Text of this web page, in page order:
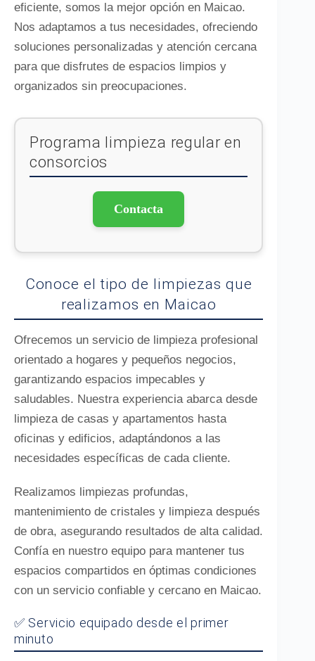
eficiente, somos la mejor opción en Maicao.
Nos adaptamos a tus necesidades, ofreciendo
soluciones personalizadas y atención cercana
para que disfrutes de espacios limpios y
organizados sin preocupaciones.
Programa limpieza regular en
consorcios
Contacta
Conoce el tipo de limpiezas que
realizamos en Maicao
Ofrecemos un servicio de limpieza profesional
orientado a hogares y pequeños negocios,
garantizando espacios impecables y
saludables. Nuestra experiencia abarca desde
limpieza de casas y apartamentos hasta
oficinas y edificios, adaptándonos a las
necesidades específicas de cada cliente.
Realizamos limpiezas profundas,
mantenimiento de cristales y limpieza después
de obra, asegurando resultados de alta calidad.
Confía en nuestro equipo para mantener tus
espacios compartidos en óptimas condiciones
con un servicio confiable y cercano en Maicao.
✅ Servicio equipado desde el primer
minuto